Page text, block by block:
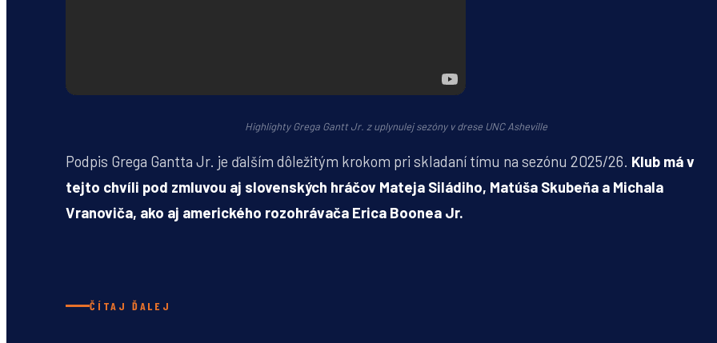
Highlighty Grega Gantt Jr. z uplynulej sezóny v drese UNC Asheville
Podpis Grega Gantta Jr. je ďalším dôležitým krokom pri skladaní tímu na sezónu 2025/26. Klub má v
tejto chvíli pod zmluvou aj slovenských hráčov Mateja Siládiho, Matúša Skubeňa a Michala
Vranoviča, ako aj amerického rozohrávača Erica Boonea Jr.
ČÍTAJ ĎALEJ